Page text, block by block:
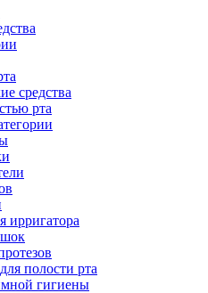
средства
рта
ирригатора
полости рта
гигиены